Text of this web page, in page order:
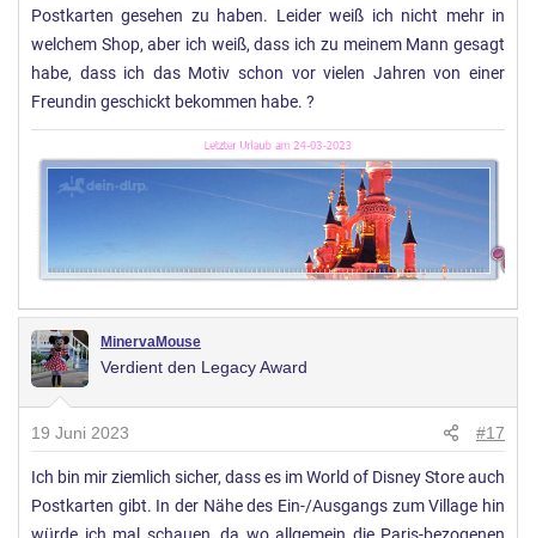
Postkarten gesehen zu haben. Leider weiß ich nicht mehr in
welchem Shop, aber ich weiß, dass ich zu meinem Mann gesagt
habe, dass ich das Motiv schon vor vielen Jahren von einer
Freundin geschickt bekommen habe. ?
MinervaMouse
Verdient den Legacy Award
19 Juni 2023 #17
Ich bin mir ziemlich sicher, dass es im World of Disney Store auch
Postkarten gibt. In der Nähe des Ein-/Ausgangs zum Village hin